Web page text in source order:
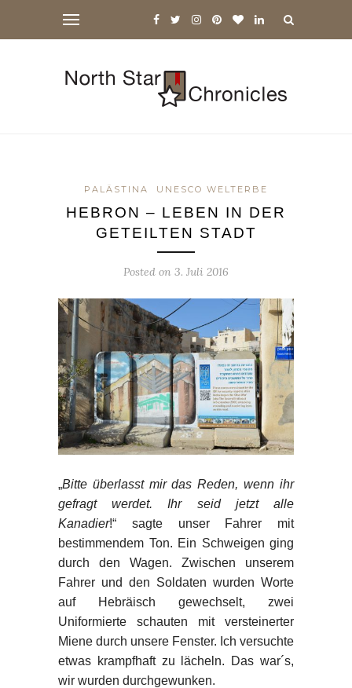
PALÄSTINA UNESCO WELTERBE
HEBRON – LEBEN IN DER
GETEILTEN STADT
Posted on 3. Juli 2016
„Bitte überlasst mir das Reden, wenn ihr
gefragt werdet. Ihr seid jetzt alle
Kanadier!“ sagte unser Fahrer mit
bestimmendem Ton. Ein Schweigen ging
durch den Wagen. Zwischen unserem
Fahrer und den Soldaten wurden Worte
auf Hebräisch gewechselt, zwei
Uniformierte schauten mit versteinerter
Miene durch unsere Fenster. Ich versuchte
etwas krampfhaft zu lächeln. Das war´s,
wir wurden durchgewunken.